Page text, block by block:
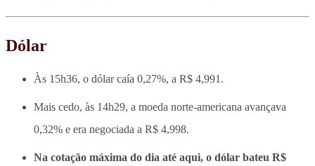
Dólar
Às 15h36, o dólar caía 0,27%, a R$ 4,991.
Mais cedo, às 14h29, a moeda norte-americana avançava
0,32% e era negociada a R$ 4,998.
Na cotação máxima do dia até aqui, o dólar bateu R$